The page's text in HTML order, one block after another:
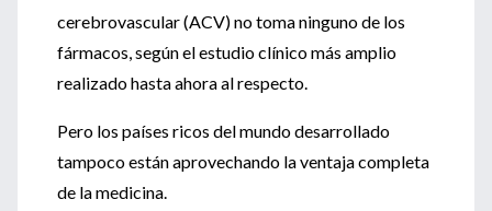
cerebrovascular (ACV) no toma ninguno de los
fármacos, según el estudio clínico más amplio
realizado hasta ahora al respecto.
Pero los países ricos del mundo desarrollado
tampoco están aprovechando la ventaja completa
de la medicina.